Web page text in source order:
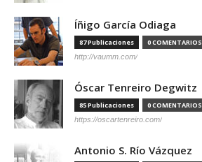
Íñigo García Odiaga
87 Publicaciones 0 COMENTARIOS
http://vaumm.com/
Óscar Tenreiro Degwitz
85 Publicaciones 0 COMENTARIOS
https://oscartenreiro.com/
Antonio S. Río Vázquez